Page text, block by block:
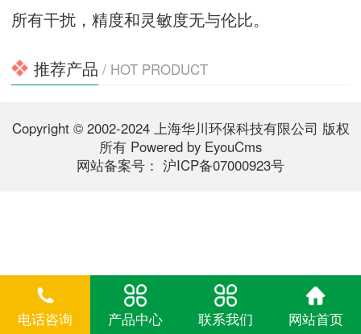
所有干扰，精度和灵敏度无与伦比。
推荐产品 / HOT PRODUCT
Copyright © 2002-2024 上海华川环保科技有限公司 版权
所有 Powered by EyouCms
网站备案号： 沪ICP备07000923号
电话咨询 产品中心 联系我们 网站首页